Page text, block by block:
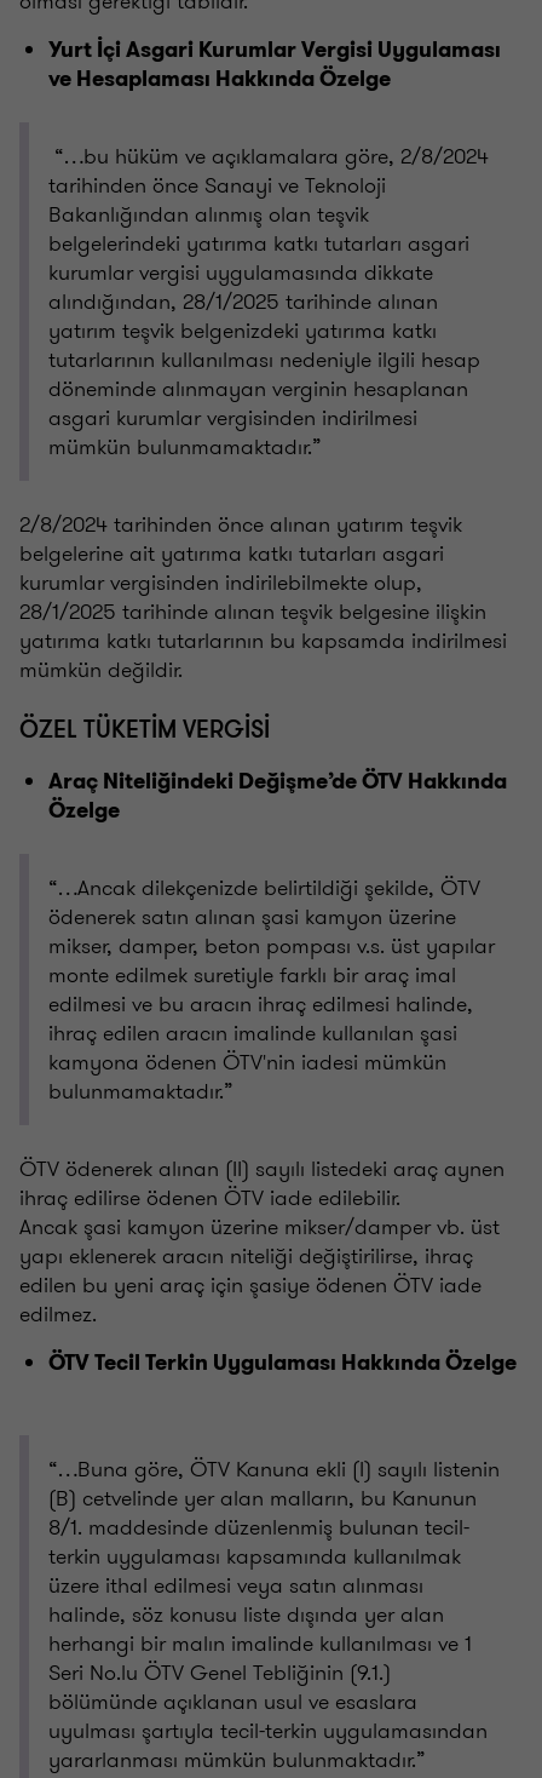
Yurt İçi Asgari Kurumlar Vergisi Uygulaması
ve Hesaplaması Hakkında Özelge
“…bu hüküm ve açıklamalara göre, 2/8/2024
tarihinden önce Sanayi ve Teknoloji
Bakanlığından alınmış olan teşvik
belgelerindeki yatırıma katkı tutarları asgari
kurumlar vergisi uygulamasında dikkate
alındığından, 28/1/2025 tarihinde alınan
yatırım teşvik belgenizdeki yatırıma katkı
tutarlarının kullanılması nedeniyle ilgili hesap
döneminde alınmayan verginin hesaplanan
asgari kurumlar vergisinden indirilmesi
mümkün bulunmamaktadır.”
2/8/2024 tarihinden önce alınan yatırım teşvik
belgelerine ait yatırıma katkı tutarları asgari
kurumlar vergisinden indirilebilmekte olup,
28/1/2025 tarihinde alınan teşvik belgesine ilişkin
yatırıma katkı tutarlarının bu kapsamda indirilmesi
mümkün değildir.
ÖZEL TÜKETİM VERGİSİ
Araç Niteliğindeki Değişme’de ÖTV Hakkında
Özelge
“…Ancak dilekçenizde belirtildiği şekilde, ÖTV
ödenerek satın alınan şasi kamyon üzerine
mikser, damper, beton pompası v.s. üst yapılar
monte edilmek suretiyle farklı bir araç imal
edilmesi ve bu aracın ihraç edilmesi halinde,
ihraç edilen aracın imalinde kullanılan şasi
kamyona ödenen ÖTV'nin iadesi mümkün
bulunmamaktadır.”
ÖTV ödenerek alınan (II) sayılı listedeki araç aynen
ihraç edilirse ödenen ÖTV iade edilebilir.
Ancak şasi kamyon üzerine mikser/damper vb. üst
yapı eklenerek aracın niteliği değiştirilirse, ihraç
edilen bu yeni araç için şasiye ödenen ÖTV iade
edilmez.
ÖTV Tecil Terkin Uygulaması Hakkında Özelge
“…Buna göre, ÖTV Kanuna ekli (I) sayılı listenin
(B) cetvelinde yer alan malların, bu Kanunun
8/1. maddesinde düzenlenmiş bulunan tecil-
terkin uygulaması kapsamında kullanılmak
üzere ithal edilmesi veya satın alınması
halinde, söz konusu liste dışında yer alan
herhangi bir malın imalinde kullanılması ve 1
Seri No.lu ÖTV Genel Tebliğinin (9.1.)
bölümünde açıklanan usul ve esaslara
uyulması şartıyla tecil-terkin uygulamasından
yararlanması mümkün bulunmaktadır.”